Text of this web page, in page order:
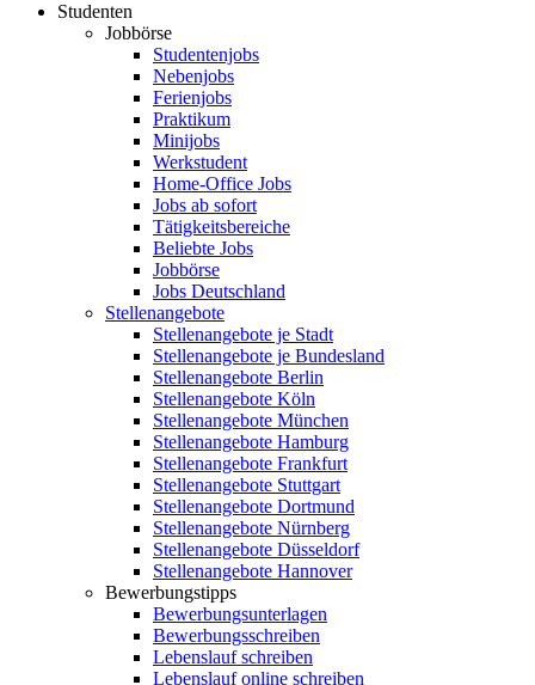
Studenten
Jobbörse
Studentenjobs
Nebenjobs
Ferienjobs
Praktikum
Minijobs
Werkstudent
Home-Office Jobs
Jobs ab sofort
Tätigkeitsbereiche
Beliebte Jobs
Jobbörse
Jobs Deutschland
Stellenangebote
Stellenangebote je Stadt
Stellenangebote je Bundesland
Stellenangebote Berlin
Stellenangebote Köln
Stellenangebote München
Stellenangebote Hamburg
Stellenangebote Frankfurt
Stellenangebote Stuttgart
Stellenangebote Dortmund
Stellenangebote Nürnberg
Stellenangebote Düsseldorf
Stellenangebote Hannover
Bewerbungstipps
Bewerbungsunterlagen
Bewerbungsschreiben
Lebenslauf schreiben
Lebenslauf online schreiben